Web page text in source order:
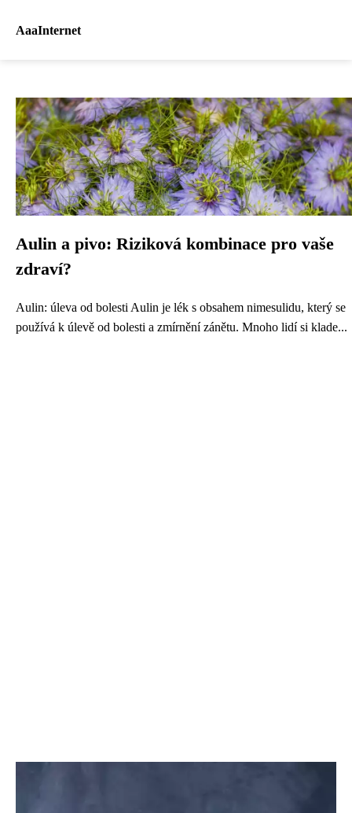
AaaInternet
Aulin a pivo: Riziková kombinace pro vaše
zdraví?
Aulin: úleva od bolesti Aulin je lék s obsahem nimesulidu, který se
používá k úlevě od bolesti a zmírnění zánětu. Mnoho lidí si klade...